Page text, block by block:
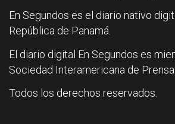
En Segundos es el diario nativo
República de Panamá.
El diario digital En Segundos es
Sociedad Interamericana de Prensa
Todos los derechos reservados.